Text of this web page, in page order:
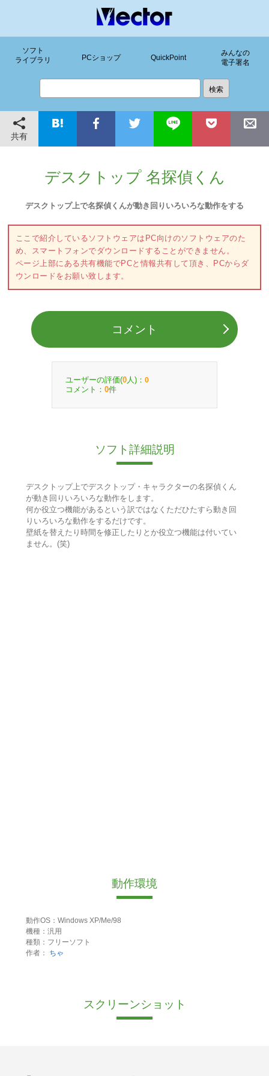
ソフト
ライブラリ
PCショップ QuickPoint
みんなの
電子署名
共有
デスクトップ 名探偵くん
デスクトップ上で名探偵くんが動き回りいろいろな動作をする
ここで紹介しているソフトウェアはPC向けのソフトウェアのた
め、スマートフォンでダウンロードすることができません。
ページ上部にある共有機能でPCと情報共有して頂き、PCからダ
ウンロードをお願い致します。
コメント
ユーザーの評価(0 人)： 0
コメント： 0件
ソフト詳細説明
デスクトップ上でデスクトップ・キャラクターの名探偵くん
が動き回りいろいろな動作をします。
何か役立つ機能があるという訳ではなくただひたすら動き回
りいろいろな動作をするだけです。
壁紙を替えたり時間を修正したりとか役立つ機能は付いてい
ません。(笑)
動作環境
動作OS：Windows XP/Me/98
機種：汎用
種類：フリーソフト
作者：
ちゃ
スクリーンショット